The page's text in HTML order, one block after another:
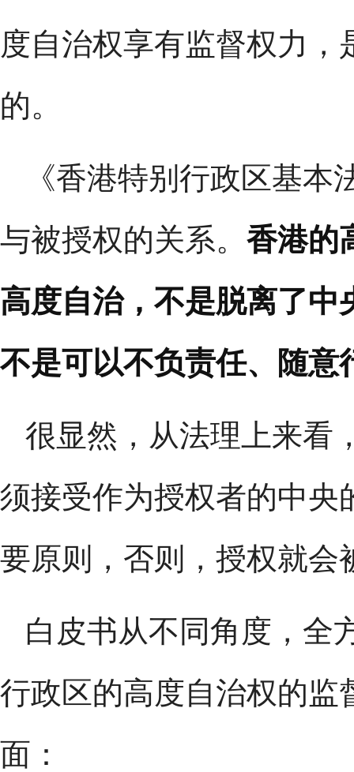
度自治权享有监督权力
的。
《香港特别行政区基
与被授权的关系。 香港的
高度自治，不是脱离了中
不是可以不负责任、随意
很显然，从法理上来看
须接受作为授权者的中央
要原则，否则，授权就会
白皮书从不同角度，全
行政区的高度自治权的监
面：